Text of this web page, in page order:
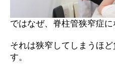
ではなぜ、脊柱管狭窄症
それは狭窄してしまうほ
す。